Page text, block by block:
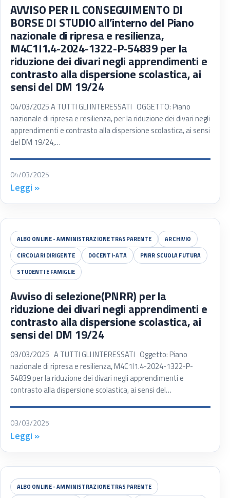
AVVISO PER IL CONSEGUIMENTO DI
BORSE DI STUDIO all’interno del Piano
nazionale di ripresa e resilienza,
M4C1I1.4-2024-1322-P-54839 per la
riduzione dei divari negli apprendimenti e
contrasto alla dispersione scolastica, ai
sensi del DM 19/24
04/03/2025 A TUTTI GLI INTERESSATI OGGETTO: Piano
nazionale di ripresa e resilienza, per la riduzione dei divari negli
apprendimenti e contrasto alla dispersione scolastica, ai sensi
del DM 19/24,…
04/03/2025
Leggi »
ALBO ONLINE - AMMINISTRAZIONE TRASPARENTE
ARCHIVIO
CIRCOLARI DIRIGENTE
DOCENTI-ATA
PNRR SCUOLA FUTURA
STUDENTI E FAMIGLIE
Avviso di selezione(PNRR) per la
riduzione dei divari negli apprendimenti e
contrasto alla dispersione scolastica, ai
sensi del DM 19/24
03/03/2025 A TUTTI GLI INTERESSATI Oggetto: Piano
nazionale di ripresa e resilienza, M4C1I1.4-2024-1322-P-
54839 per la riduzione dei divari negli apprendimenti e
contrasto alla dispersione scolastica, ai sensi del…
03/03/2025
Leggi »
ALBO ONLINE - AMMINISTRAZIONE TRASPARENTE